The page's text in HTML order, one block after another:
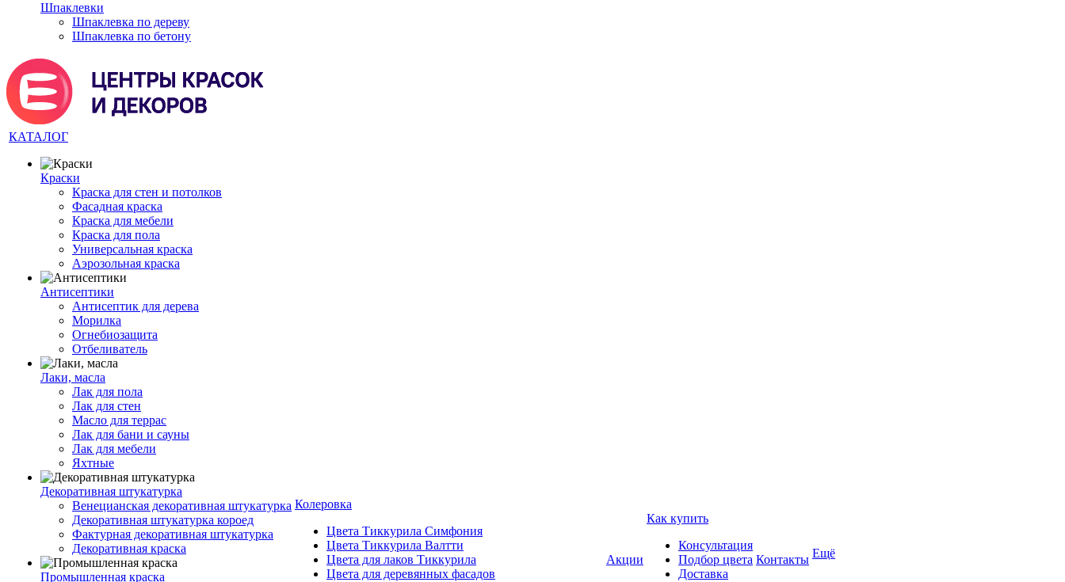
Шпаклевки
Шпаклевка по дереву
Шпаклевка по бетону
КАТАЛОГ
Краски
Краска для стен и потолков
Фасадная краска
Краска для мебели
Краска для пола
Универсальная краска
Аэрозольная краска
Антисептики
Антисептик для дерева
Морилка
Огнебиозащита
Отбеливатель
Лаки, масла
Лак для пола
Лак для стен
Масло для террас
Лак для бани и сауны
Лак для мебели
Яхтные
Декоративная штукатурка
Венецианская декоративная штукатурка
Декоративная штукатурка короед
Фактурная декоративная штукатурка
Декоративная краска
Промышленная краска
Колеровка
Цвета Тиккурила Симфония
Цвета Тиккурила Валтти
Цвета для лаков Тиккурила
Цвета для деревянных фасадов
Акции
Как купить
Консультация
Подбор цвета
Доставка
Контакты Ещё